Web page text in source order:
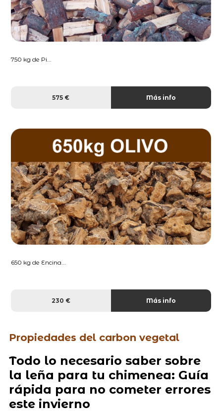
750 kg de Pi...
575 € Más info
650 kg de Encina...
230 € Más info
Propiedades del carbon vegetal
Todo lo necesario saber sobre
la leña para tu chimenea: Guía
rápida para no cometer errores
este invierno